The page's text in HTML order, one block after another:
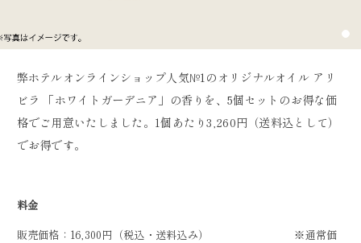
弊ホテルオンラインショップ人気№1のオリジナルオイル アリ
ビラ 「ホワイトガーデニア」の香りを、5個セットのお得な価
格でご用意いたしました。1個あたり3,260円（送料込として）
でお得です。
料金
販売価格：16,300円（税込・送料込み） ※通常価